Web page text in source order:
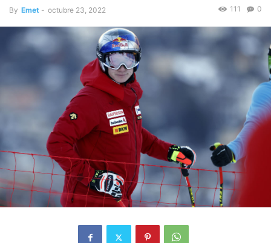
By Emet - octubre 23, 2022 0
111